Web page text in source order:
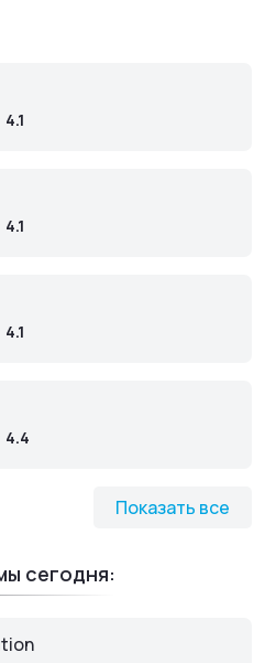
Показать все
4.1
4.1
4.1
4.4
сегодня: